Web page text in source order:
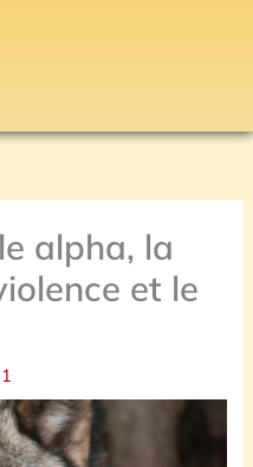
alpha, la
et le